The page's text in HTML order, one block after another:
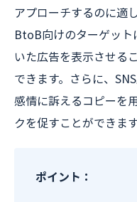
アプローチするのに適
BtoB向けのターゲット
いた広告を表示させる
できます。さらに、
感情に訴えるコピーを
クを促すことができます
ポイント：